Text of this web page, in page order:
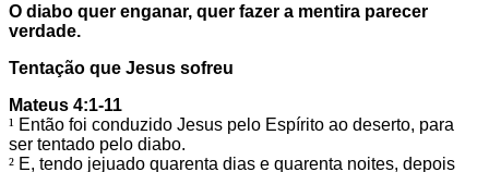
O diabo quer enganar, quer fazer a mentira parecer
verdade.
Tentação que Jesus sofreu
Mateus 4:1-11
¹ Então foi conduzido Jesus pelo Espírito ao deserto, para
ser tentado pelo diabo.
² E, tendo jejuado quarenta dias e quarenta noites, depois